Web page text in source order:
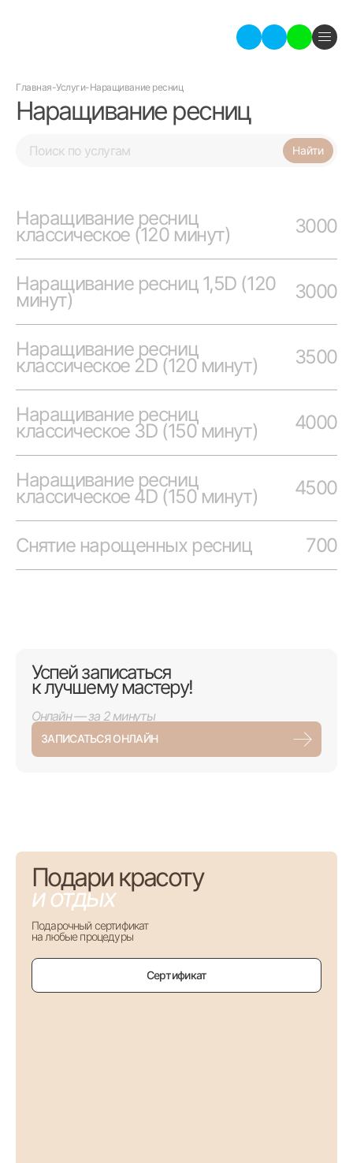
Главная-Услуги-Наращивание ресниц
Наращивание ресниц
Наращивание ресниц
классическое (120 минут) 3000
Наращивание ресниц 1,5D (120
минут) 3000
Наращивание ресниц
классическое 2D (120 минут) 3500
Наращивание ресниц
классическое 3D (150 минут) 4000
Наращивание ресниц
классическое 4D (150 минут) 4500
Снятие нарощенных ресниц 700
Успей записаться
к лучшему мастеру!
Онлайн — за 2 минуты
ЗАПИСАТЬСЯ ОНЛАЙН
Подари красоту
и отдых
Подарочный сертификат
на любые процедуры
Сертификат